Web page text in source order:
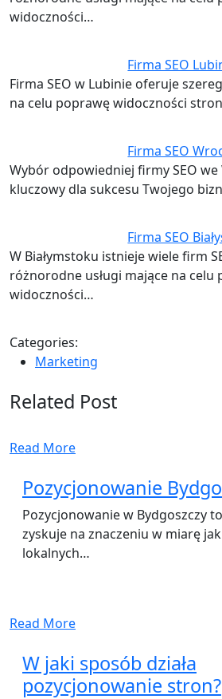
widoczności…
Firma SEO
Firma SEO w Lubinie oferuje
na celu poprawę widoczności
Firma SEO
Wybór odpowiedniej firmy SEO we
kluczowy dla sukcesu Twojego
Firma SEO
W Białymstoku istnieje wiele firm
różnorodne usługi mające na celu
widoczności…
Categories:
Marketing
Related Post
Read More
Pozycjonowanie
Pozycjonowanie w Bydgoszczy
zyskuje na znaczeniu w miarę
lokalnych…
Read More
W jaki sposób działa
pozycjonowanie stron?